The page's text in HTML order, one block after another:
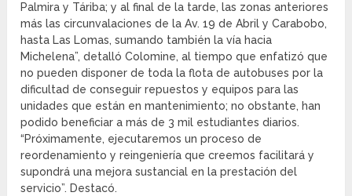
Palmira y Táriba; y al final de la tarde, las zonas anteriores
más las circunvalaciones de la Av. 19 de Abril y Carabobo,
hasta Las Lomas, sumando también la vía hacia
Michelena”, detalló Colomine, al tiempo que enfatizó que
no pueden disponer de toda la flota de autobuses por la
dificultad de conseguir repuestos y equipos para las
unidades que están en mantenimiento; no obstante, han
podido beneficiar a más de 3 mil estudiantes diarios.
“Próximamente, ejecutaremos un proceso de
reordenamiento y reingeniería que creemos facilitará y
supondrá una mejora sustancial en la prestación del
servicio”. Destacó.